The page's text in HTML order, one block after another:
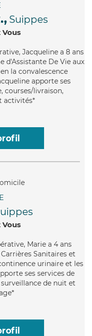
Suippes
Vous
Jacqueline a 8 ans
d'Assistante De Vie aux
la convalescence
apporte ses
courses/livraison,
activités*
Vous
Marie a 4 ans
Sanitaires et
urinaire et les
ses services de
de nuit et